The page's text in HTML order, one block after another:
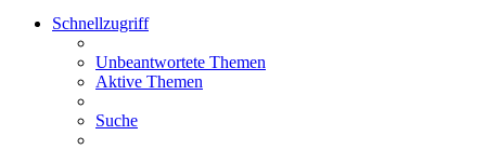
Schnellzugriff
Unbeantwortete Themen
Aktive Themen
Suche